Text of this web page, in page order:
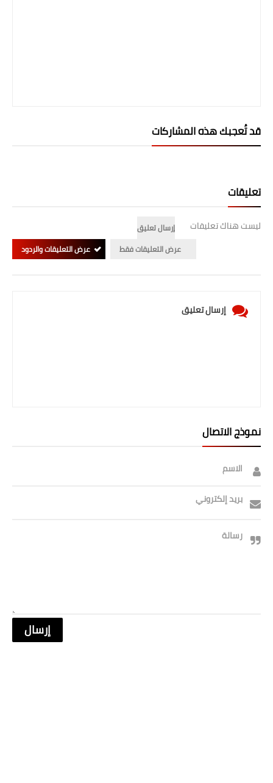
العطل
قد تُعجبك هذه المشاركات
تعليقات
ليست هناك تعليقات
إرسال تعليق
عرض التعليقات فقط
عرض التعليقات والردود
إرسال تعليق
نموذج الاتصال
الاسم
بريد إلكتروني
رسالة